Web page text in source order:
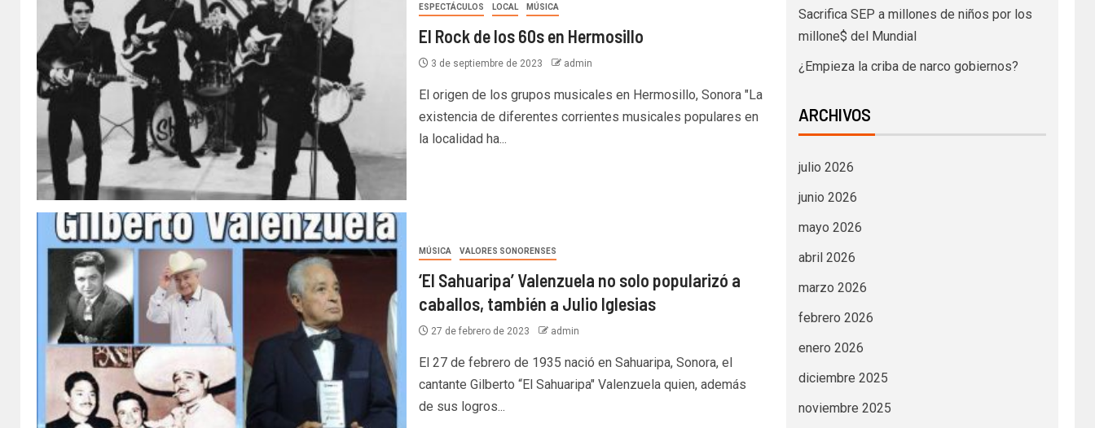
ESPECTÁCULOS LOCAL MÚSICA
El Rock de los 60s en Hermosillo
3 de septiembre de 2023 admin
El origen de los grupos musicales en Hermosillo, Sonora "La
existencia de diferentes corrientes musicales populares en
la localidad ha...
MÚSICA VALORES SONORENSES
‘El Sahuaripa’ Valenzuela no solo popularizó a
caballos, también a Julio Iglesias
27 de febrero de 2023 admin
El 27 de febrero de 1935 nació en Sahuaripa, Sonora, el
cantante Gilberto “El Sahuaripa" Valenzuela quien, además
de sus logros...
Sacrifica SEP a millones de niños por los
millone$ del Mundial
¿Empieza la criba de narco gobiernos?
ARCHIVOS
julio 2026
junio 2026
mayo 2026
abril 2026
marzo 2026
febrero 2026
enero 2026
diciembre 2025
noviembre 2025